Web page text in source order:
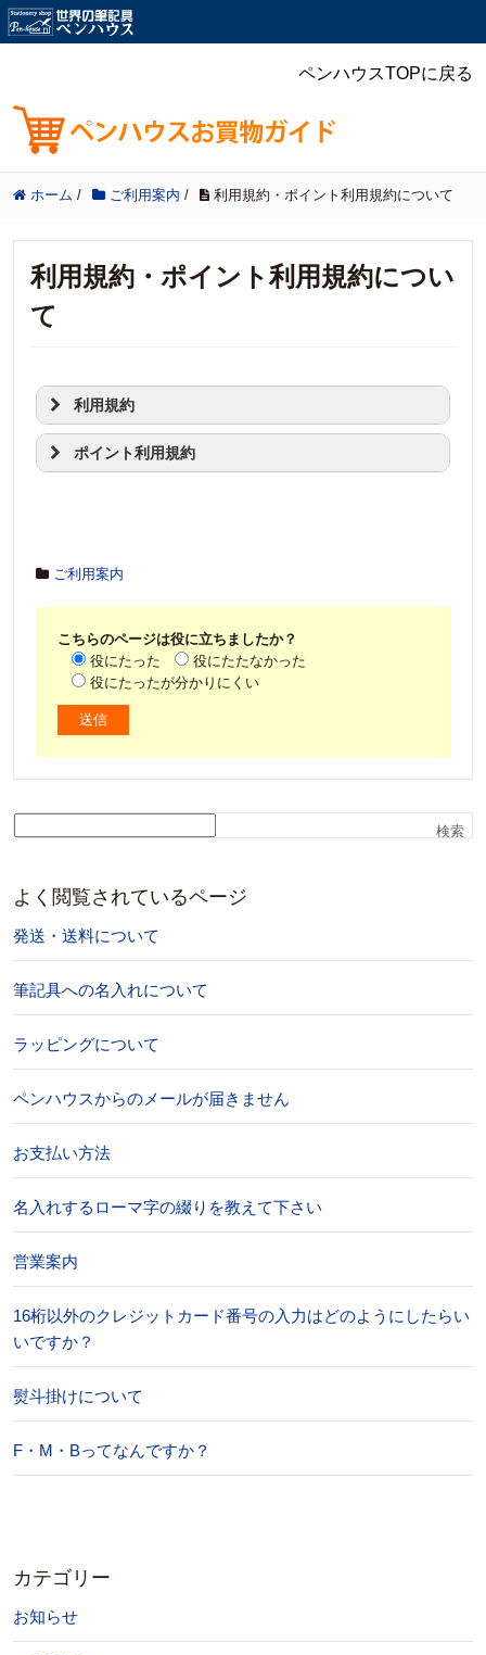
ペンハウスTOPに戻る
ホーム / ご利用案内 / 利用規約・ポイント利用規約について
利用規約・ポイント利用規約につい
て
利用規約
ポイント利用規約
ご利用案内
こちらのページは役に立ちましたか？
役にたった
役にたたなかった
役にたったが分かりにくい
検索
よく閲覧されているページ
発送・送料について
筆記具への名入れについて
ラッピングについて
ペンハウスからのメールが届きません
お支払い方法
名入れするローマ字の綴りを教えて下さい
営業案内
16桁以外のクレジットカード番号の入力はどのようにしたらい
いですか？
熨斗掛けについて
F・M・Bってなんですか？
カテゴリー
お知らせ